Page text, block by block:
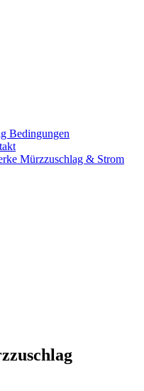
Bedingungen
Mürzzuschlag & Strom